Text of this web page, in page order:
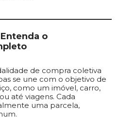
o
de compra coletiva
se une com o objetivo de
como um imóvel, carro,
até viagens. Cada
uma parcela,